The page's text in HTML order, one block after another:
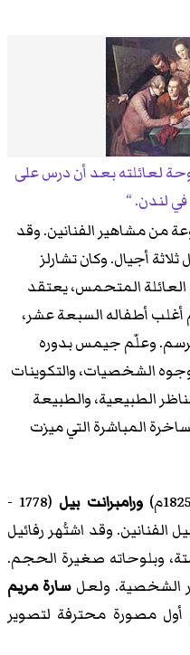
لعائلته بعد أن درس على
لندن.
من مشاهير الفنانين. وقد
20 فنانًا خلال ثلاثة أجيال. وكان تشارلز
- 1827م) مؤسس العائلة المتحمس، يعتقد
أطفاله السبعة عشر،
بيل (1749 - 1831م) الرسم. وعلّم جيمس بدوره
الشخصيات، والتكوينات
الطبيعية، والطبيعة
المباشرة التي ميزت
ورامبرانت بيل
(1778 -
الفنانين. وقد اشتُهر رفائيل
وبلوحاته صغيرة الحجم.
الشخصية. ولعلسارة مريم
جيمس أول مصورة محترفة لتصوير